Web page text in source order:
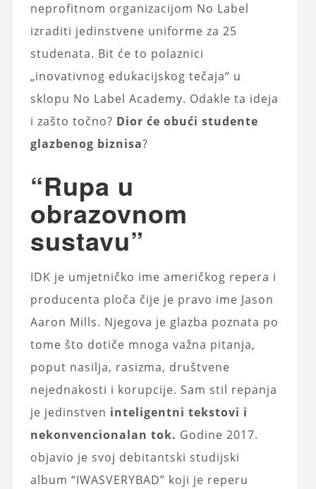
neprofitnom organizacijom No Label
izraditi jedinstvene uniforme za 25
studenata. Bit će to polaznici
„inovativnog edukacijskog tečaja“ u
sklopu No Label Academy. Odakle ta ideja
i zašto točno? Dior će obući studente
glazbenog biznisa?
“Rupa u
obrazovnom
sustavu”
IDK je umjetničko ime američkog repera i
producenta ploča čije je pravo ime Jason
Aaron Mills. Njegova je glazba poznata po
tome što dotiče mnoga važna pitanja,
poput nasilja, rasizma, društvene
nejednakosti i korupcije. Sam stil repanja
je jedinstven inteligentni tekstovi i
nekonvencionalan tok. Godine 2017.
objavio je svoj debitantski studijski
album “IWASVERYBAD” koji je reperu